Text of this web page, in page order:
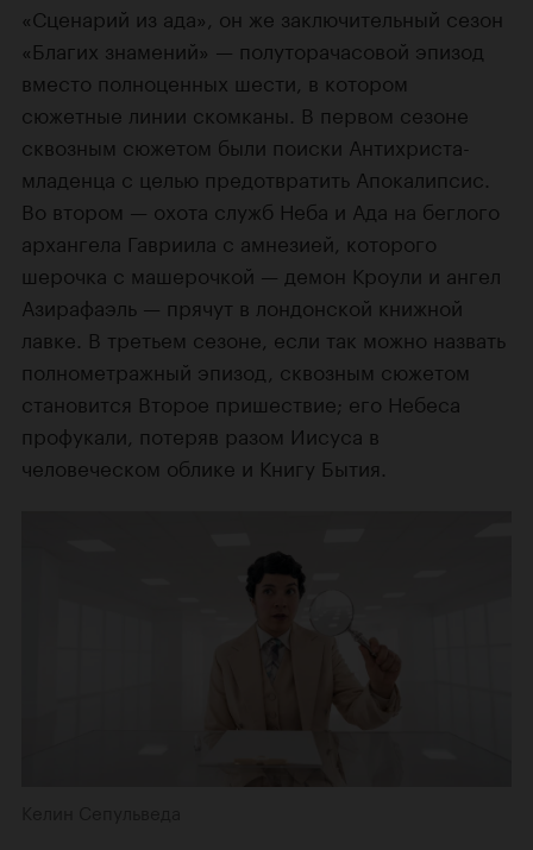
«Сценарий из ада», он же заключительный сезон
«Благих знамений» — полуторачасовой эпизод
вместо полноценных шести, в котором
сюжетные линии скомканы. В первом сезоне
сквозным сюжетом были поиски Антихриста-
младенца с целью предотвратить Апокалипсис.
Во втором — охота служб Неба и Ада на беглого
архангела Гавриила с амнезией, которого
шерочка с машерочкой — демон Кроули и ангел
Азирафаэль — прячут в лондонской книжной
лавке. В третьем сезоне, если так можно назвать
полнометражный эпизод, сквозным сюжетом
становится Второе пришествие; его Небеса
профукали, потеряв разом Иисуса в
человеческом облике и Книгу Бытия.